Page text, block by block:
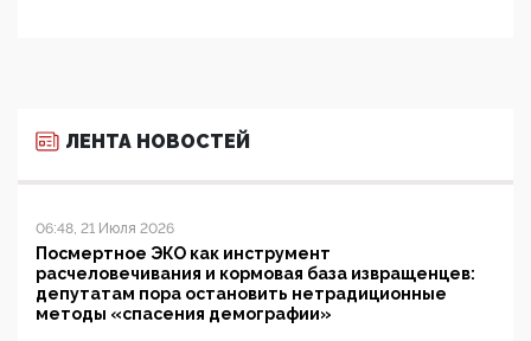
ЛЕНТА НОВОСТЕЙ
06:48, 21 Июля 2026
Посмертное ЭКО как инструмент
расчеловечивания и кормовая база извращенцев:
депутатам пора остановить нетрадиционные
методы «спасения демографии»